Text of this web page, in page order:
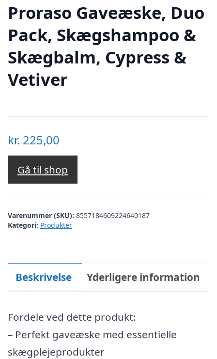
Proraso Gaveæske, Duo
Pack, Skægshampoo &
Skægbalm, Cypress &
Vetiver
kr. 225,00
Gå til shop
Varenummer (SKU): 8557184609224640187
Kategori: Produkter
Beskrivelse Yderligere information
Fordele ved dette produkt:
– Perfekt gaveæske med essentielle
skægplejeprodukter